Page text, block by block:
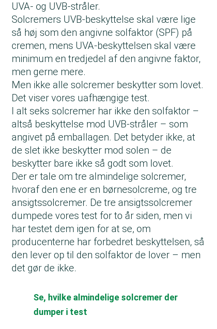
UVA- og UVB-stråler.
Solcremers UVB-beskyttelse skal være lige
så høj som den angivne solfaktor (SPF) på
cremen, mens UVA-beskyttelsen skal være
minimum en tredjedel af den angivne faktor,
men gerne mere.
Men ikke alle solcremer beskytter som lovet.
Det viser vores uafhængige test.
I alt seks solcremer har ikke den solfaktor –
altså beskyttelse mod UVB-stråler – som
angivet på emballagen. Det betyder ikke, at
de slet ikke beskytter mod solen – de
beskytter bare ikke så godt som lovet.
Der er tale om tre almindelige solcremer,
hvoraf den ene er en børnesolcreme, og tre
ansigtssolcremer. De tre ansigtssolcremer
dumpede vores test for to år siden, men vi
har testet dem igen for at se, om
producenterne har forbedret beskyttelsen, så
den lever op til den solfaktor de lover – men
det gør de ikke.
Se, hvilke almindelige solcremer der
dumper i test